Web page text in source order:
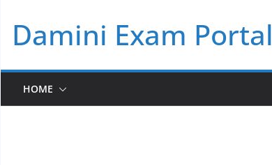
content
Damini Exam Portal
HOME